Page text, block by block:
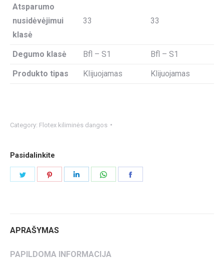
Atsparumo
nusidėvėjimui
klasė
33 33
Degumo klasė Bfl – S1 Bfl – S1
Produkto tipas Klijuojamas Klijuojamas
Category: Flotex kiliminės dangos
Pasidalinkite
APRAŠYMAS
PAPILDOMA INFORMACIJA